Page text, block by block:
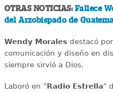
OTRAS NOTICIAS: Fallece
del Arzobispado de
Wendy Moralesdestacó
comunicación y diseño en
siempre sirvió a Dios.
Laboró en "Radio Estrella"